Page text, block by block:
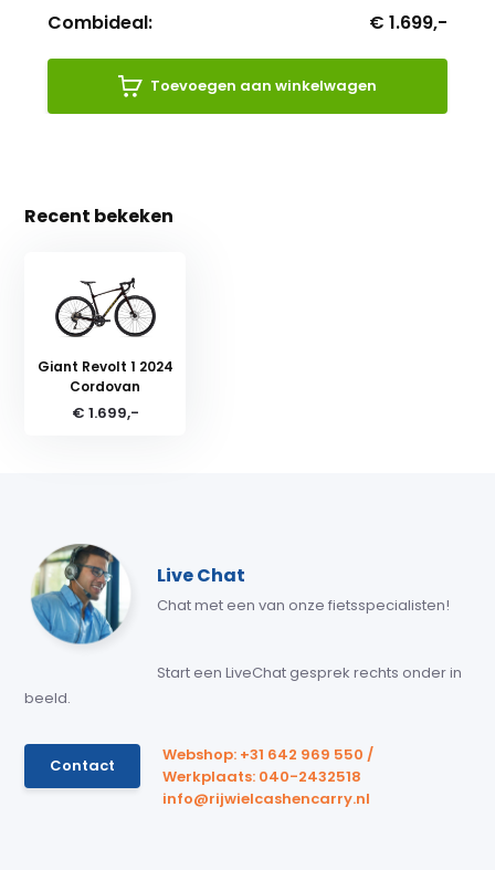
Combideal: € 1.699,-
Toevoegen aan winkelwagen
Recent bekeken
Giant Revolt 1 2024
Cordovan
€ 1.699,-
Live Chat
Chat met een van onze fietsspecialisten!
Start een LiveChat gesprek rechts onder in
beeld.
Contact
Webshop: +31 642 969 550 /
Werkplaats: 040-2432518
info@rijwielcashencarry.nl